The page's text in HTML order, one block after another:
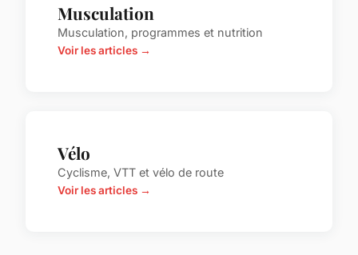
Musculation
Musculation, programmes et nutrition
Voir les articles →
Vélo
Cyclisme, VTT et vélo de route
Voir les articles →